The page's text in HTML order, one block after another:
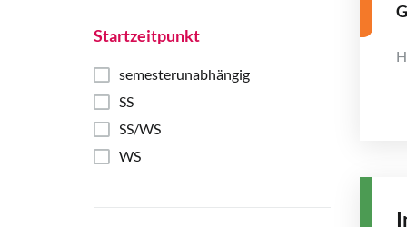
Startzeitpunkt
semesterunabhängig
SS
SS/WS
WS